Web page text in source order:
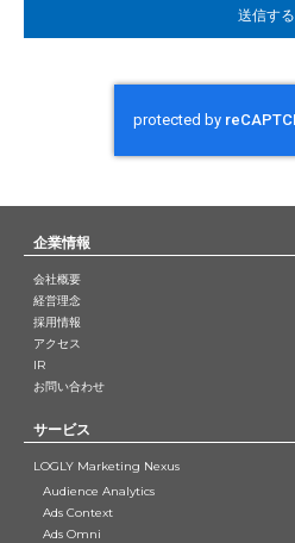
企業情報
会社概要
経営理念
採用情報
アクセス
IR
お問い合わせ
サービス
LOGLY Marketing Nexus
Audience Analytics
Ads Context
Ads Omni